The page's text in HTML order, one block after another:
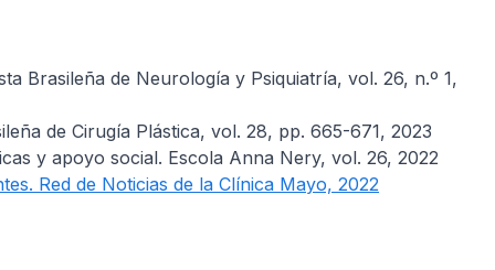
Brasileña de Neurología y Psiquiatría, vol. 26, n.º 1,
de Cirugía Plástica, vol. 28, pp. 665-671, 2023
y apoyo social. Escola Anna Nery, vol. 26, 2022
Red de Noticias de la Clínica Mayo, 2022